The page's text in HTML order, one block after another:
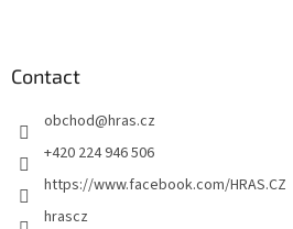
Contact
obchod@hras.cz
+420 224 946 506
https://www.facebook.com/HRAS.CZ
hrascz